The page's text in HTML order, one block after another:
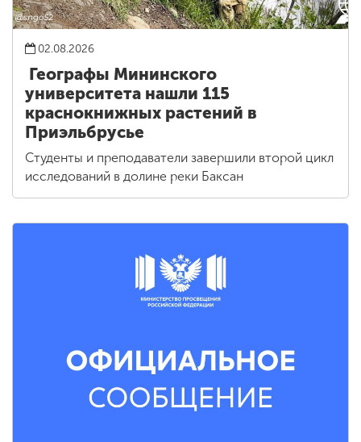
02.08.2026
Географы Мининского
университета нашли 115
краснокнижных растений в
Приэльбрусье
Студенты и преподаватели завершили второй цикл
исследований в долине реки Баксан